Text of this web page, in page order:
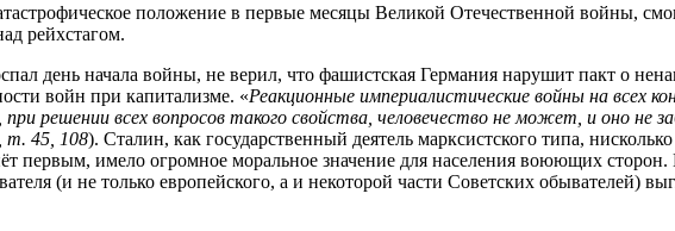
положение в первые месяцы Великой Отечественной войны,
рейхстагом.
день начала войны, не верил, что фашистская Германия нарушит пакт о
войн при капитализме. «Реакционные империалистические войны на всех
решении всех вопросов такого свойства, человечество не может, и оно не
т. 45, 108). Сталин, как государственный деятель марксистского типа,
первым, имело огромное моральное значение для населения воюющих
(и не только европейского, а и некоторой части Советских обывателей)